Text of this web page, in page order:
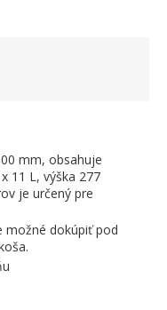
mm, obsahuje
11 L, výška 277
je určený pre
možné dokúpiť pod